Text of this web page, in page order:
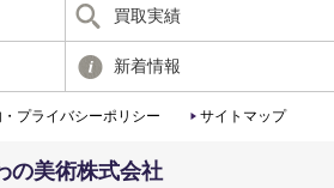
買取実績
新着情報
プライバシーポリシー サイトマップ
の美術株式会社